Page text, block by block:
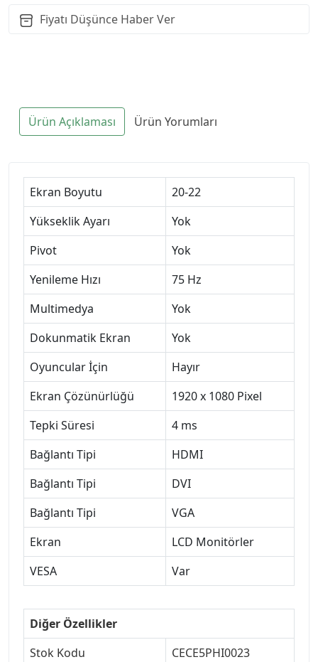
Fiyatı Düşünce Haber Ver
Ürün Açıklaması Ürün Yorumları
Ekran Boyutu
20-22
Yükseklik Ayarı
Yok
Pivot
Yok
Yenileme Hızı
75 Hz
Multimedya
Yok
Dokunmatik Ekran
Yok
Oyuncular İçin
Hayır
Ekran Çözünürlüğü
1920 x 1080 Pixel
Tepki Süresi
4 ms
Bağlantı Tipi
HDMI
Bağlantı Tipi
DVI
Bağlantı Tipi
VGA
Ekran
LCD Monitörler
VESA
Var
Diğer Özellikler
Stok Kodu
CECE5PHI0023